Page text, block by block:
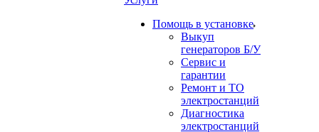
Помощь в установке
Выкуп
генераторов Б/У
Сервис и
гарантии
Ремонт и ТО
электростанций
Диагностика
электростанций